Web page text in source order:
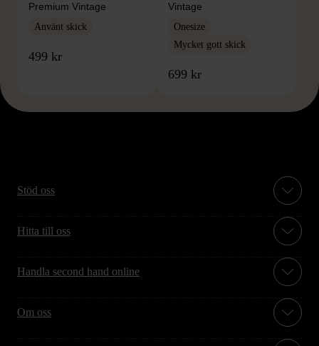
Premium Vintage
Använt skick
499 kr
Vintage
Onesize
Mycket gott skick
699 kr
Stöd oss
Hitta till oss
Handla second hand online
Om oss